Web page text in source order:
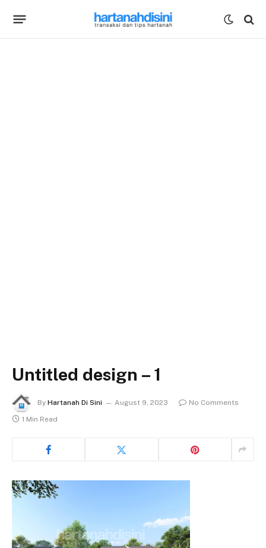
Untitled design – 1
By Hartanah Di Sini August 9, 2023
No Comments
1 Min Read